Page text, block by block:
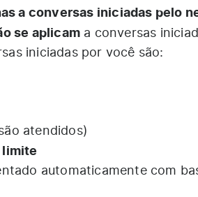
a conversas iniciadas pelo
se aplicam a conversas
iniciadas por você são:
atendidos)
limite
automaticamente com